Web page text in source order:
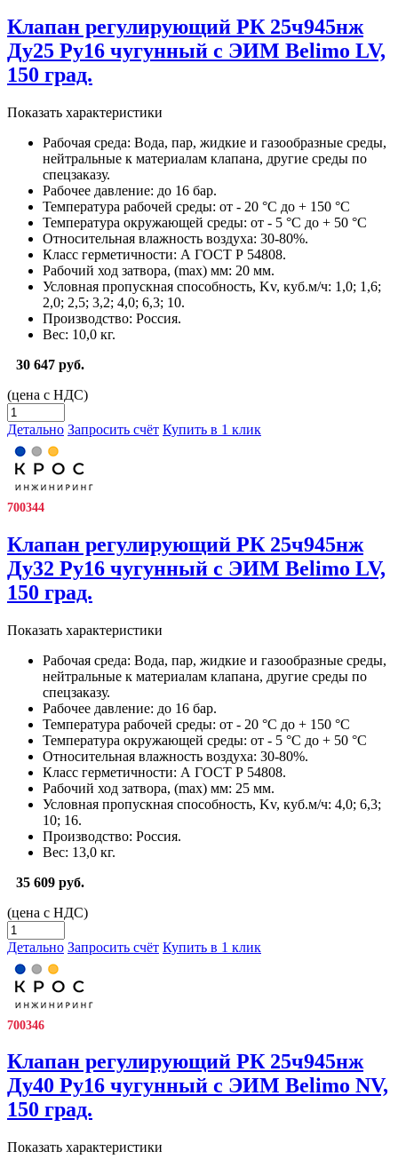
Клапан регулирующий РК 25ч945нж
Ду25 Ру16 чугунный с ЭИМ Belimo LV,
150 град.
Показать характеристики
Рабочая среда: Вода, пар, жидкие и газообразные среды,
нейтральные к материалам клапана, другие среды по
спецзаказу.
Рабочее давление: до 16 бар.
Температура рабочей среды: от - 20 °С до + 150 °С
Температура окружающей среды: от - 5 °С до + 50 °С
Относительная влажность воздуха: 30-80%.
Класс герметичности: А ГОСТ Р 54808.
Рабочий ход затвора, (max) мм: 20 мм.
Условная пропускная способность, Kv, куб.м/ч: 1,0; 1,6;
2,0; 2,5; 3,2; 4,0; 6,3; 10.
Производство: Россия.
Вес: 10,0 кг.
30 647 руб.
(цена с НДС)
Детально Запросить счёт Купить в 1 клик
700344
Клапан регулирующий РК 25ч945нж
Ду32 Ру16 чугунный с ЭИМ Belimo LV,
150 град.
Показать характеристики
Рабочая среда: Вода, пар, жидкие и газообразные среды,
нейтральные к материалам клапана, другие среды по
спецзаказу.
Рабочее давление: до 16 бар.
Температура рабочей среды: от - 20 °С до + 150 °С
Температура окружающей среды: от - 5 °С до + 50 °С
Относительная влажность воздуха: 30-80%.
Класс герметичности: А ГОСТ Р 54808.
Рабочий ход затвора, (max) мм: 25 мм.
Условная пропускная способность, Kv, куб.м/ч: 4,0; 6,3;
10; 16.
Производство: Россия.
Вес: 13,0 кг.
35 609 руб.
(цена с НДС)
Детально Запросить счёт Купить в 1 клик
700346
Клапан регулирующий РК 25ч945нж
Ду40 Ру16 чугунный с ЭИМ Belimo NV,
150 град.
Показать характеристики